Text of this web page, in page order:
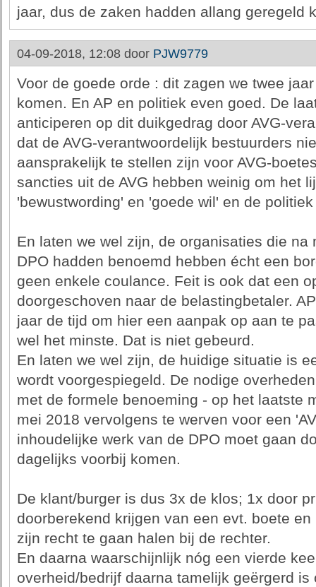
jaar, dus de zaken hadden allang geregeld
04-09-2018, 12:08 door PJW9779
Voor de goede orde : dit zagen we twee
komen. En AP en politiek even goed. De
anticiperen op dit duikgedrag door AVG-
dat de AVG-verantwoordelijk bestuurders
aansprakelijk te stellen zijn voor AVG-
sancties uit de AVG hebben weinig om het
'bewustwording' en 'goede wil' en de
En laten we wel zijn, de organisaties die na
DPO hadden benoemd hebben écht een
geen enkele coulance. Feit is ook dat een
doorgeschoven naar de belastingbetaler.
jaar de tijd om hier een aanpak op aan te
wel het minste. Dat is niet gebeurd.
En laten we wel zijn, de huidige situatie is
wordt voorgespiegeld. De nodige
met de formele benoeming - op het laatste
mei 2018 vervolgens te werven voor een
inhoudelijke werk van de DPO moet gaan
dagelijks voorbij komen.
De klant/burger is dus 3x de klos; 1x door
doorberekend krijgen van een evt. boete
zijn recht te gaan halen bij de rechter.
En daarna waarschijnlijk nóg een vierde
overheid/bedrijf daarna tamelijk geërgerd